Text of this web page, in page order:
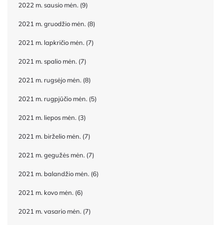
2022 m. sausio mėn. (9)
2021 m. gruodžio mėn. (8)
2021 m. lapkričio mėn. (7)
2021 m. spalio mėn. (7)
2021 m. rugsėjo mėn. (8)
2021 m. rugpjūčio mėn. (5)
2021 m. liepos mėn. (3)
2021 m. birželio mėn. (7)
2021 m. gegužės mėn. (7)
2021 m. balandžio mėn. (6)
2021 m. kovo mėn. (6)
2021 m. vasario mėn. (7)